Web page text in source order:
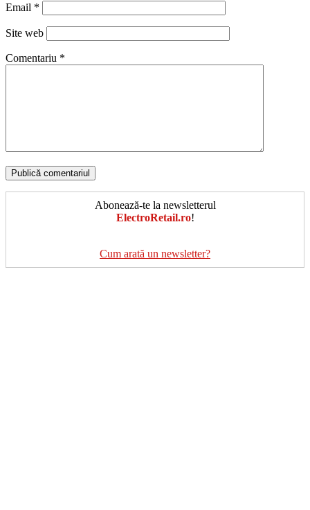
Email *
Site web
Comentariu *
Abonează-te la newsletterul
ElectroRetail.ro!
Cum arată un newsletter?